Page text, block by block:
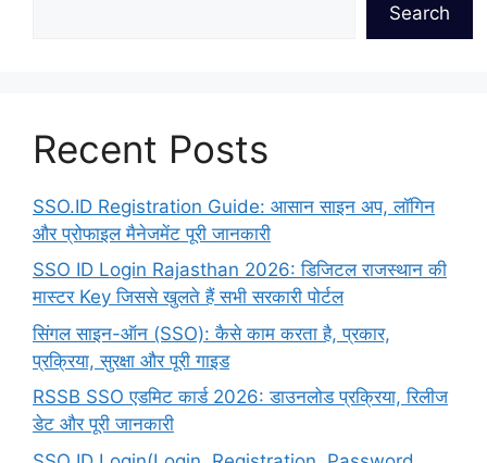
Search
Recent Posts
SSO.ID Registration Guide: आसान साइन अप, लॉगिन
और प्रोफाइल मैनेजमेंट पूरी जानकारी
SSO ID Login Rajasthan 2026: डिजिटल राजस्थान की
मास्टर Key जिससे खुलते हैं सभी सरकारी पोर्टल
सिंगल साइन-ऑन (SSO): कैसे काम करता है, प्रकार,
प्रक्रिया, सुरक्षा और पूरी गाइड
RSSB SSO एडमिट कार्ड 2026: डाउनलोड प्रक्रिया, रिलीज
डेट और पूरी जानकारी